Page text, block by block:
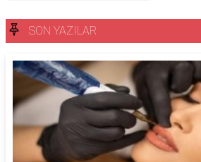
SON YAZILAR